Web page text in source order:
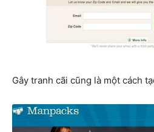
Gây tranh cãi cũng là một cách